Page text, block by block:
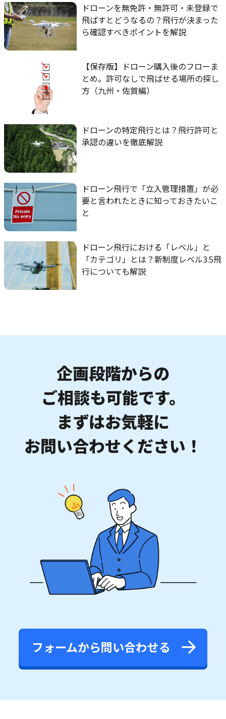
ドローンを無免許・無許可・未登録で
飛ばすとどうなるの？飛行が決まった
ら確認すべきポイントを解説
【保存版】ドローン購入後のフローま
とめ。許可なしで飛ばせる場所の探し
方（九州・佐賀編）
ドローンの特定飛行とは？飛行許可と
承認の違いを徹底解説
ドローン飛行で「立入管理措置」が必
要と言われたときに知っておきたいこ
と
ドローン飛行における「レベル」と
「カテゴリ」とは？新制度レベル3.5飛
行についても解説
企画段階からの
ご相談も可能です。
まずはお気軽に
お問い合わせください！
フォームから問い合わせる